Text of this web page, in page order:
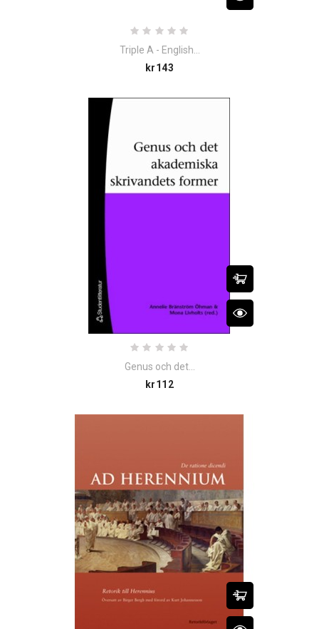
Triple A - English...
kr143
Genus och det...
kr112